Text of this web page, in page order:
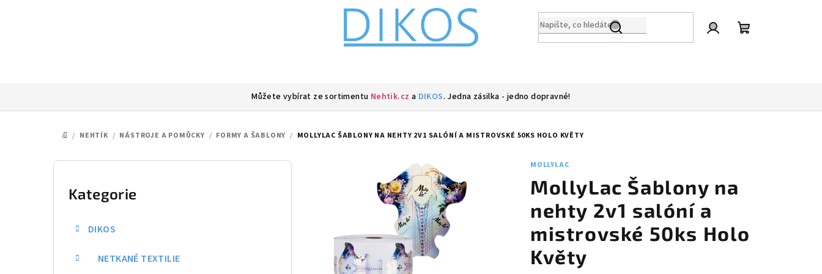
Můžete vybírat ze sortimentu Nehtik.cz a DIKOS. Jedna zásilka - jedno dopravné!
DOMŮ
/ NEHTÍK / NÁSTROJE A POMŮCKY / FORMY A ŠABLONY / MOLLYLAC ŠABLONY NA NEHTY 2V1 SALÓNÍ A MISTROVSKÉ 50KS HOLO KVĚTY
P
Přeskočit
kategorie
Kategorie
DIKOS
NETKANÉ TEXTILIE
MOLLYLAC
MollyLac Šablony na
nehty 2v1 salóní a
mistrovské 50ks Holo
Květy